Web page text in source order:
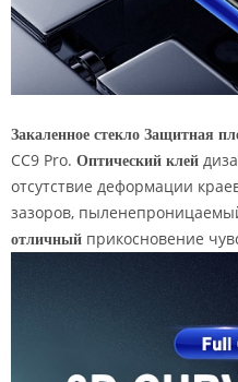
Закаленное стекло Защитная
CC9 Pro. Оптический клей
отсутствие деформации
зазоров,
отличный прикосновение